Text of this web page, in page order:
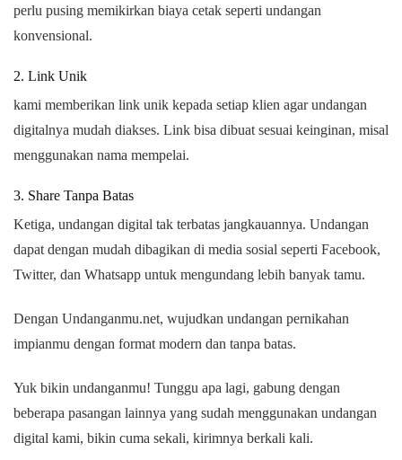
perlu pusing memikirkan biaya cetak seperti undangan
konvensional.
2. Link Unik
kami memberikan link unik kepada setiap klien agar undangan
digitalnya mudah diakses. Link bisa dibuat sesuai keinginan, misal
menggunakan nama mempelai.
3. Share Tanpa Batas
Ketiga, undangan digital tak terbatas jangkauannya. Undangan
dapat dengan mudah dibagikan di media sosial seperti Facebook,
Twitter, dan Whatsapp untuk mengundang lebih banyak tamu.
Dengan Undanganmu.net, wujudkan undangan pernikahan
impianmu dengan format modern dan tanpa batas.
Yuk bikin undanganmu! Tunggu apa lagi, gabung dengan
beberapa pasangan lainnya yang sudah menggunakan undangan
digital kami, bikin cuma sekali, kirimnya berkali kali.